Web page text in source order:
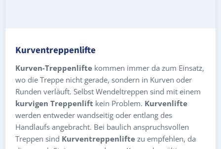
Kurventreppenlifte
Kurven-Treppenlifte kommen immer da zum Einsatz,
wo die Treppe nicht gerade, sondern in Kurven oder
Runden verläuft. Selbst Wendeltreppen sind mit einem
kurvigen Treppenlift kein Problem. Kurvenlifte
werden entweder wandseitig oder entlang des
Handlaufs angebracht. Bei baulich anspruchsvollen
Treppen sind Kurventreppenlifte zu empfehlen, da